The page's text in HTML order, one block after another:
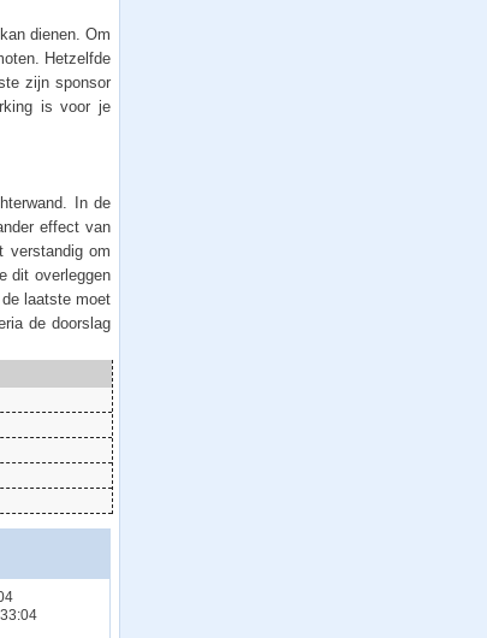
dienen. Om
Hetzelfde
zijn sponsor
is voor je
In de
effect van
verstandig om
dit overleggen
laatste moet
de doorslag